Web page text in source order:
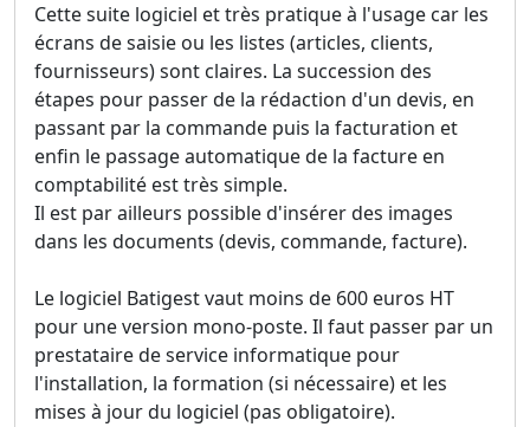
Cette suite logiciel et très pratique à l'usage car les
écrans de saisie ou les listes (articles, clients,
fournisseurs) sont claires. La succession des
étapes pour passer de la rédaction d'un devis, en
passant par la commande puis la facturation et
enfin le passage automatique de la facture en
comptabilité est très simple.
Il est par ailleurs possible d'insérer des images
dans les documents (devis, commande, facture).
Le logiciel Batigest vaut moins de 600 euros HT
pour une version mono-poste. Il faut passer par un
prestataire de service informatique pour
l'installation, la formation (si nécessaire) et les
mises à jour du logiciel (pas obligatoire).